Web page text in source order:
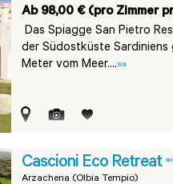
Ab 98,00 € (pro Zimmer
Das Spiagge San Pietro
der Südostküste Sardiniens
Meter vom Meer....»»
Cascioni Eco Retreat
Arzachena (Olbia Tempio)